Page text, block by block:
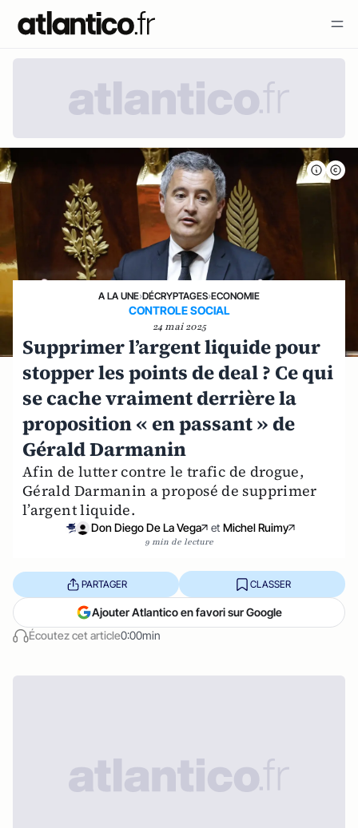
A LA UNE›DÉCRYPTAGES›ECONOMIE
CONTROLE SOCIAL
24 mai 2025
Supprimer l’argent liquide pour
stopper les points de deal ? Ce qui
se cache vraiment derrière la
proposition « en passant » de
Gérald Darmanin
Afin de lutter contre le trafic de drogue,
Gérald Darmanin a proposé de supprimer
l’argent liquide.
Don Diego De La Vega et Michel Ruimy
9 min de lecture
Écoutez cet article0:00min
PARTAGER CLASSER
Ajouter Atlantico en favori sur Google